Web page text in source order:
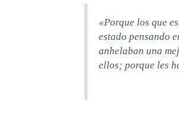
«Porque los que
estado pensando
anhelaban una
ellos; porque les